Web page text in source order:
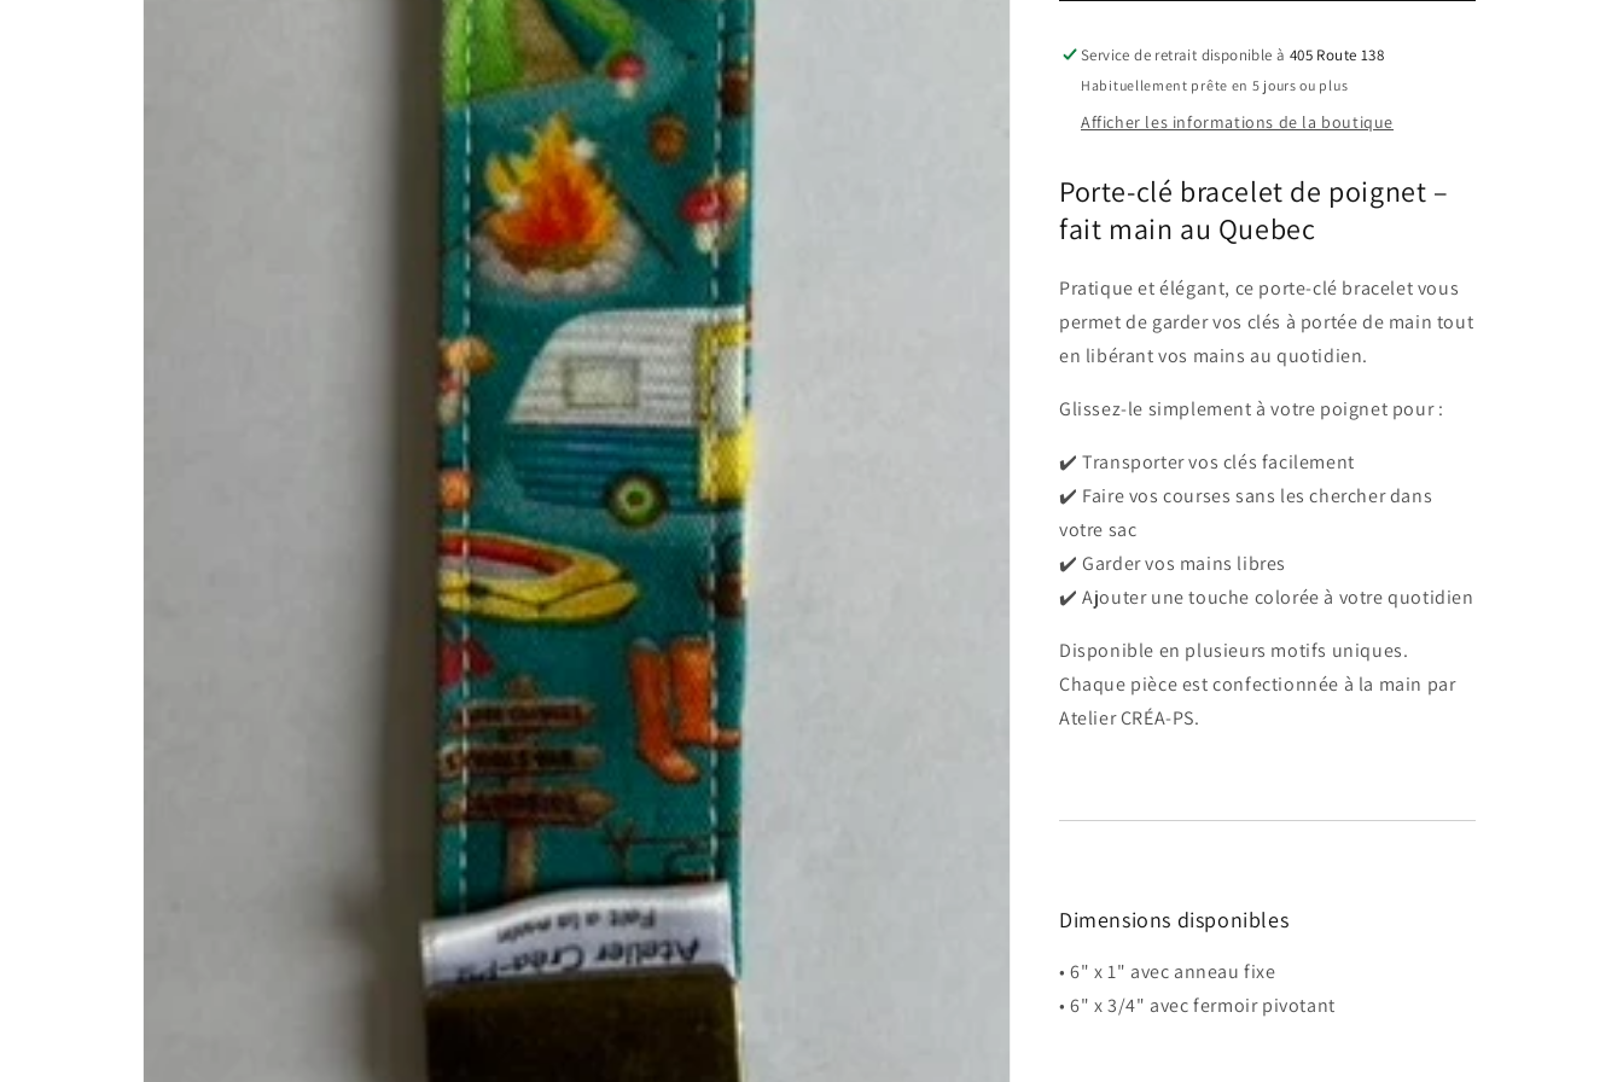
de
(dragonne)-
Motif
de
(dragonne)-
Motif
Service de retrait disponible à 405 Route 138
Habituellement prête en 5 jours ou plus
Afficher les informations de la boutique
Porte-clé bracelet de poignet –
fait main au Quebec
Pratique et élégant, ce porte-clé bracelet vous
permet de garder vos clés à portée de main tout
en libérant vos mains au quotidien.
Glissez-le simplement à votre poignet pour :
✔️ Transporter vos clés facilement
✔️ Faire vos courses sans les chercher dans
votre sac
✔️ Garder vos mains libres
✔️ Ajouter une touche colorée à votre quotidien
Disponible en plusieurs motifs uniques.
Chaque pièce est confectionnée à la main par
Atelier CRÉA-PS.
Dimensions disponibles
• 6" x 1" avec anneau fixe
• 6" x 3/4" avec fermoir pivotant